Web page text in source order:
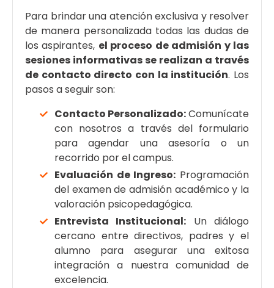
Para brindar una atención exclusiva y resolver
de manera personalizada todas las dudas de
los aspirantes, el proceso de admisión y las
sesiones informativas se realizan a través
de contacto directo con la institución. Los
pasos a seguir son:
Contacto Personalizado:Comunícate
con nosotros a través del formulario
para agendar una asesoría o un
recorrido por el campus.
Evaluación de Ingreso: Programación
del examen de admisión académico y la
valoración psicopedagógica.
Entrevista Institucional: Un diálogo
cercano entre directivos, padres y el
alumno para asegurar una exitosa
integración a nuestra comunidad de
excelencia.